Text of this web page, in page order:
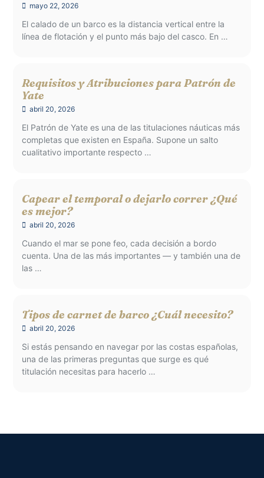
mayo 22, 2026
El calado de un barco es la distancia vertical entre la
línea de flotación y el punto más bajo del casco. En …
Requisitos y Atribuciones para Patrón de
Yate
abril 20, 2026
El Patrón de Yate es una de las titulaciones náuticas más
completas que existen en España. Supone un salto
cualitativo importante respecto …
Capear el temporal o dejarlo correr ¿Qué
es mejor?
abril 20, 2026
Cuando el mar se pone feo, cada decisión a bordo
cuenta. Una de las más importantes — y también una de
las …
Tipos de carnet de barco ¿Cuál necesito?
abril 20, 2026
Si estás pensando en navegar por las costas españolas,
una de las primeras preguntas que surge es qué
titulación necesitas para hacerlo …